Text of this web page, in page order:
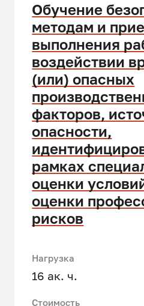
Обучение
методам и
выполнения
воздействии
(или) опасных
факторов,
опасности,
рамках
оценки
оценки
рисков
Нагрузка
16 ак. ч.
Стоимость